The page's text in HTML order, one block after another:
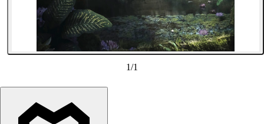
1/1